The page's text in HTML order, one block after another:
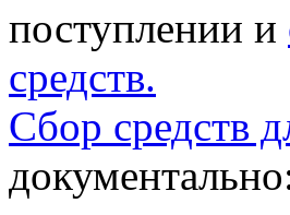
поступлении и
средств.
Сбор средств